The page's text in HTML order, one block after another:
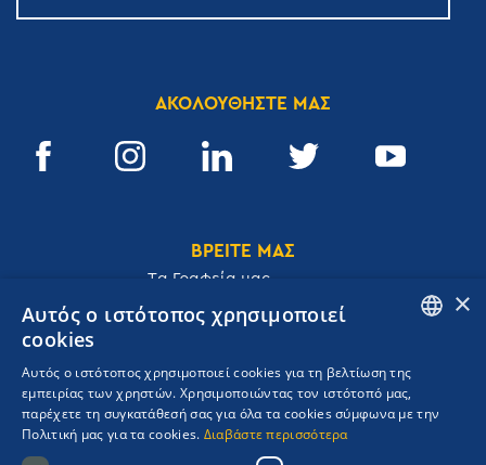
ΑΚΟΛΟΥΘΗΣΤΕ ΜΑΣ
ΒΡΕΙΤΕ ΜΑΣ
Tα Γραφεία μας
Ακαδημίας 32, 106 72, Αθήνα, Ελλάδα
T. +30 210 3609801
F. +30 210 3602001
cruises@navigator.gr
GREEK
×
Αυτός ο ιστότοπος χρησιμοποιεί
cookies
Αυτός ο ιστότοπος χρησιμοποιεί cookies για τη βελτίωση της
εμπειρίας των χρηστών. Χρησιμοποιώντας τον ιστότοπό μας,
παρέχετε τη συγκατάθεσή σας για όλα τα cookies σύμφωνα με την
Πολιτική μας για τα cookies. Διαβάστε περισσότερα